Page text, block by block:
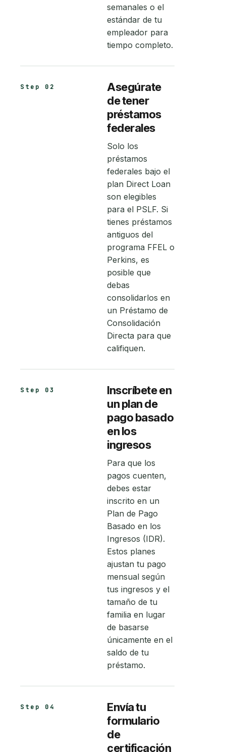
semanales o el
estándar de tu
empleador para
tiempo completo.
Step 02
Asegúrate
de tener
préstamos
federales
Solo los
préstamos
federales bajo el
plan Direct Loan
son elegibles
para el PSLF. Si
tienes préstamos
antiguos del
programa FFEL o
Perkins, es
posible que
debas
consolidarlos en
un Préstamo de
Consolidación
Directa para que
califiquen.
Step 03
Inscríbete en
un plan de
pago basado
en los
ingresos
Para que los
pagos cuenten,
debes estar
inscrito en un
Plan de Pago
Basado en los
Ingresos (IDR).
Estos planes
ajustan tu pago
mensual según
tus ingresos y el
tamaño de tu
familia en lugar
de basarse
únicamente en el
saldo de tu
préstamo.
Step 04
Envía tu
formulario
de
certificación